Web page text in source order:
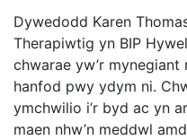
Dywedodd Karen
Therapiwtig yn BIP
chwarae yw’r
hanfod pwy ydym ni.
ymchwilio i’r byd ac yn
maen nhw’n meddwl